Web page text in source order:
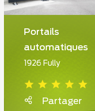
Portails
automatiques
1926 Fully
Partager